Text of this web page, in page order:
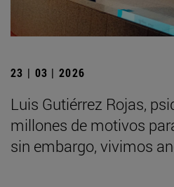
23 | 03 | 2026
Luis Gutiérrez Rojas,
millones de motivos
sin embargo, vivimos